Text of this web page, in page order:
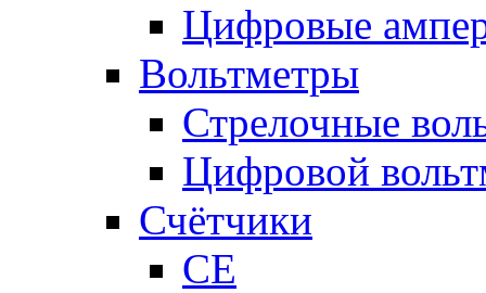
Цифровые
Вольтметры
Стрелочные
Цифровой
Счётчики
CE